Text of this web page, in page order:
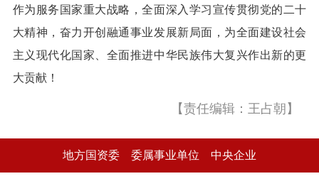
作为服务国家重大战略，全面深入学习宣传贯彻党的二十
大精神，奋力开创融通事业发展新局面，为全面建设社会
主义现代化国家、全面推进中华民族伟大复兴作出新的更
大贡献！
【责任编辑：王占朝】
地方国资委 委属事业单位 中央企业